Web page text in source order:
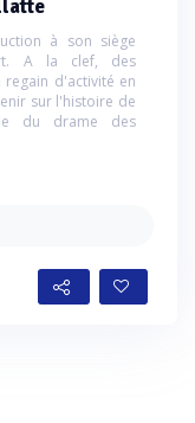
à son siège
A la clef, des
d'activité en
sur l'histoire de
du drame des